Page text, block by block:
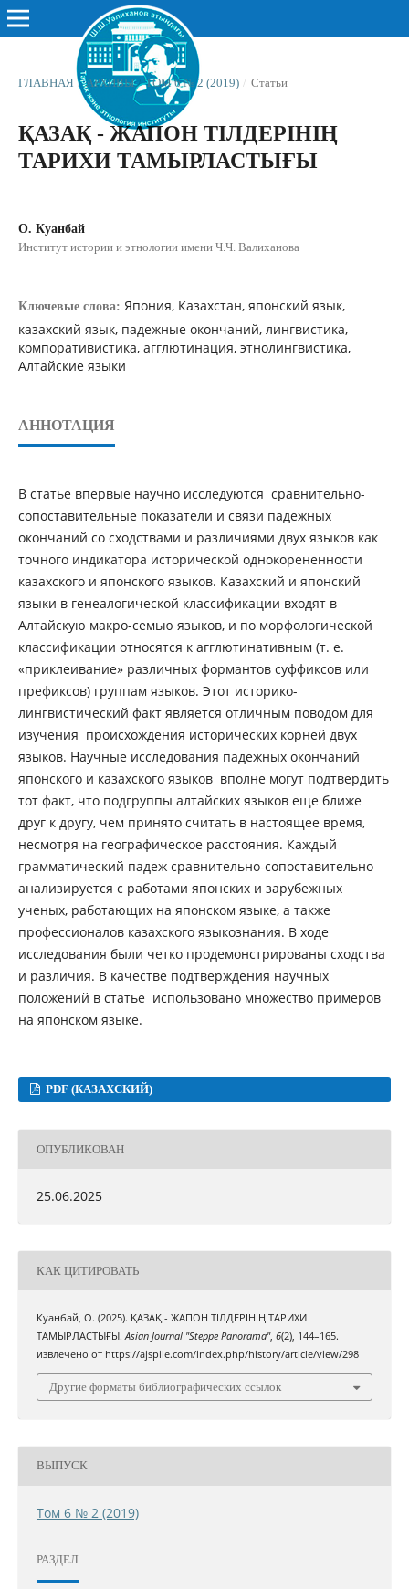
ГЛАВНАЯ / АРХИВЫ / ТОМ 6 № 2 (2019) / Статьи
ҚАЗАҚ - ЖАПОН ТІЛДЕРІНІҢ
ТАРИХИ ТАМЫРЛАСТЫҒЫ
О. Куанбай
Институт истории и этнологии имени Ч.Ч. Валиханова
Ключевые слова: Япония, Казахстан, японский язык,
казахский язык, падежные окончаний, лингвистика,
компоративистика, агглютинация, этнолингвистика,
Aлтайские языки
АННОТАЦИЯ
В статье впервые научно исследуются сравнительно-
сопоставительные показатели и связи падежных
окончаний со сходствами и различиями двух языков как
точного индикатора исторической однокорененности
казахского и японского языков. Казахский и японский
языки в генеалогической классификации входят в
Алтайскую макро-семью языков, и по морфологической
классификации относятся к агглютинативным (т. е.
«приклеивание» различных формантов суффиксов или
префиксов) группам языков. Этот историко-
лингвистический факт является отличным поводом для
изучения происхождения исторических корней двух
языков. Научные исследования падежных окончаний
японского и казахского языков вполне могут подтвердить
тот факт, что подгруппы алтайских языков еще ближе
друг к другу, чем принято считать в настоящее время,
несмотря на географическое расстояния. Каждый
грамматический падеж сравнительно-сопоставительно
анализируется с работами японских и зарубежных
ученых, работающих на японском языке, а также
профессионалов казахского языкознания. В ходе
исследования были четко продемонстрированы сходства
и различия. В качестве подтверждения научных
положений в статье использовано множество примеров
на японском языке.
PDF (КАЗАХСКИЙ)
ОПУБЛИКОВАН
25.06.2025
КАК ЦИТИРОВАТЬ
Куанбай, О. (2025). ҚАЗАҚ - ЖАПОН ТІЛДЕРІНІҢ ТАРИХИ
ТАМЫРЛАСТЫҒЫ.Asian Journal "Steppe Panorama", 6(2), 144–165.
извлечено от https://ajspiie.com/index.php/history/article/view/298
Другие форматы библиографических ссылок
ВЫПУСК
Том 6 № 2 (2019)
РАЗДЕЛ